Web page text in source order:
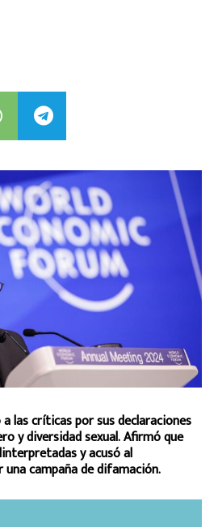
las críticas por sus declaraciones
y diversidad sexual. Afirmó que
y acusó al
campaña de difamación.